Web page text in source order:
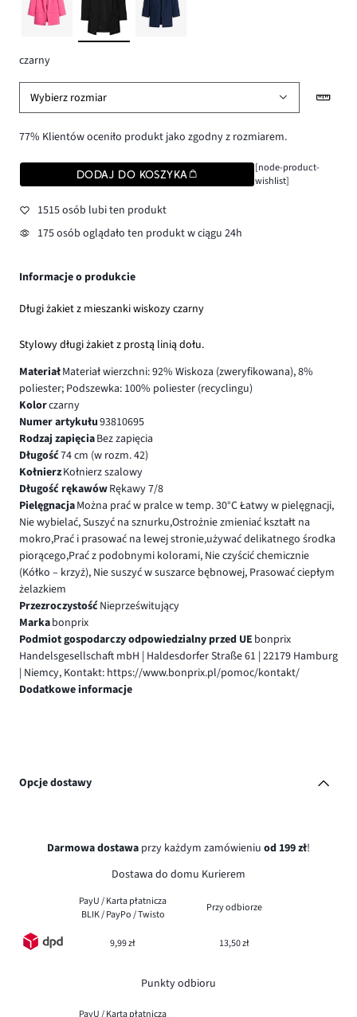
czarny
Wybierz rozmiar
77% Klientów oceniło produkt jako zgodny z rozmiarem.
DODAJ DO KOSZYKA
[node-product-
wishlist]
1515 osób lubi ten produkt
175 osób oglądało ten produkt w ciągu 24h
Informacje o produkcie
Długi żakiet z mieszanki wiskozy czarny
Stylowy długi żakiet z prostą linią dołu.
MateriałMateriał wierzchni: 92% Wiskoza (zweryfikowana), 8%
poliester; Podszewka: 100% poliester (recyclingu)
Kolorczarny
Numer artykułu93810695
Rodzaj zapięciaBez zapięcia
Długość74 cm (w rozm. 42)
KołnierzKołnierz szalowy
Długość rękawówRękawy 7/8
PielęgnacjaMożna prać w pralce w temp. 30°C Łatwy w pielęgnacji,
Nie wybielać, Suszyć na sznurku,Ostrożnie zmieniać kształt na
mokro,Prać i prasować na lewej stronie,używać delikatnego środka
piorącego,Prać z podobnymi kolorami, Nie czyścić chemicznie
(Kółko – krzyż), Nie suszyć w suszarce bębnowej, Prasować ciepłym
żelazkiem
PrzezroczystośćNieprześwitujący
Markabonprix
Podmiot gospodarczy odpowiedzialny przed UE bonprix
Handelsgesellschaft mbH | Haldesdorfer Straße 61 | 22179 Hamburg
| Niemcy, Kontakt: https://www.bonprix.pl/pomoc/kontakt/
Dodatkowe informacje
Opcje dostawy
Darmowa dostawa przy każdym zamówieniu od 199 zł!
Dostawa do domu Kurierem
PayU / Karta płatnicza
BLIK / PayPo / Twisto
Przy odbiorze
9,99 zł 13,50 zł
Punkty odbioru
PayU / Karta płatnicza